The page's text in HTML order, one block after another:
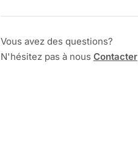
Vous avez des questions?
N'hésitez pas à nous Contacter